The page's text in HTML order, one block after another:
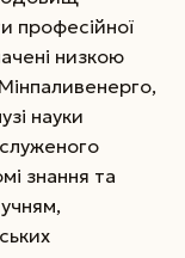
професійної
низкою
науки
знання та